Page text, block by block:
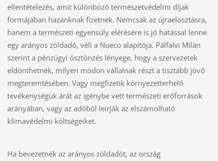
ellentételezés, amit különböző természetvédelmi díjak
formájában hazánknak fizetnek. Nemcsak az újraelosztásra,
hanem a természeti egyensúly elérésére is jó hatással lenne
egy arányos zöldadó, véli a Nueco alapítója. Pálfalvi Milán
szerint a pénzügyi ösztönzés lényege, hogy a szervezetek
eldönthetnék, milyen módon vállalnak részt a tisztább jövő
megteremtésében. Vagy megfizetik környezetterhelő
tevékenységük árát az igénybe vett természeti erőforrások
arányában, vagy az adóból leírják az elszámolható
klímavédelmi költségeiket.
Ha bevezetnék az arányos zöldadót, az ország